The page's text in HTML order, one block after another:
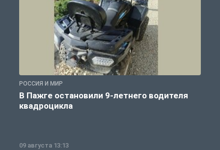
РОССИЯ И МИР
В Пажге остановили 9-летнего водителя
квадроцикла
09 августа 13:13